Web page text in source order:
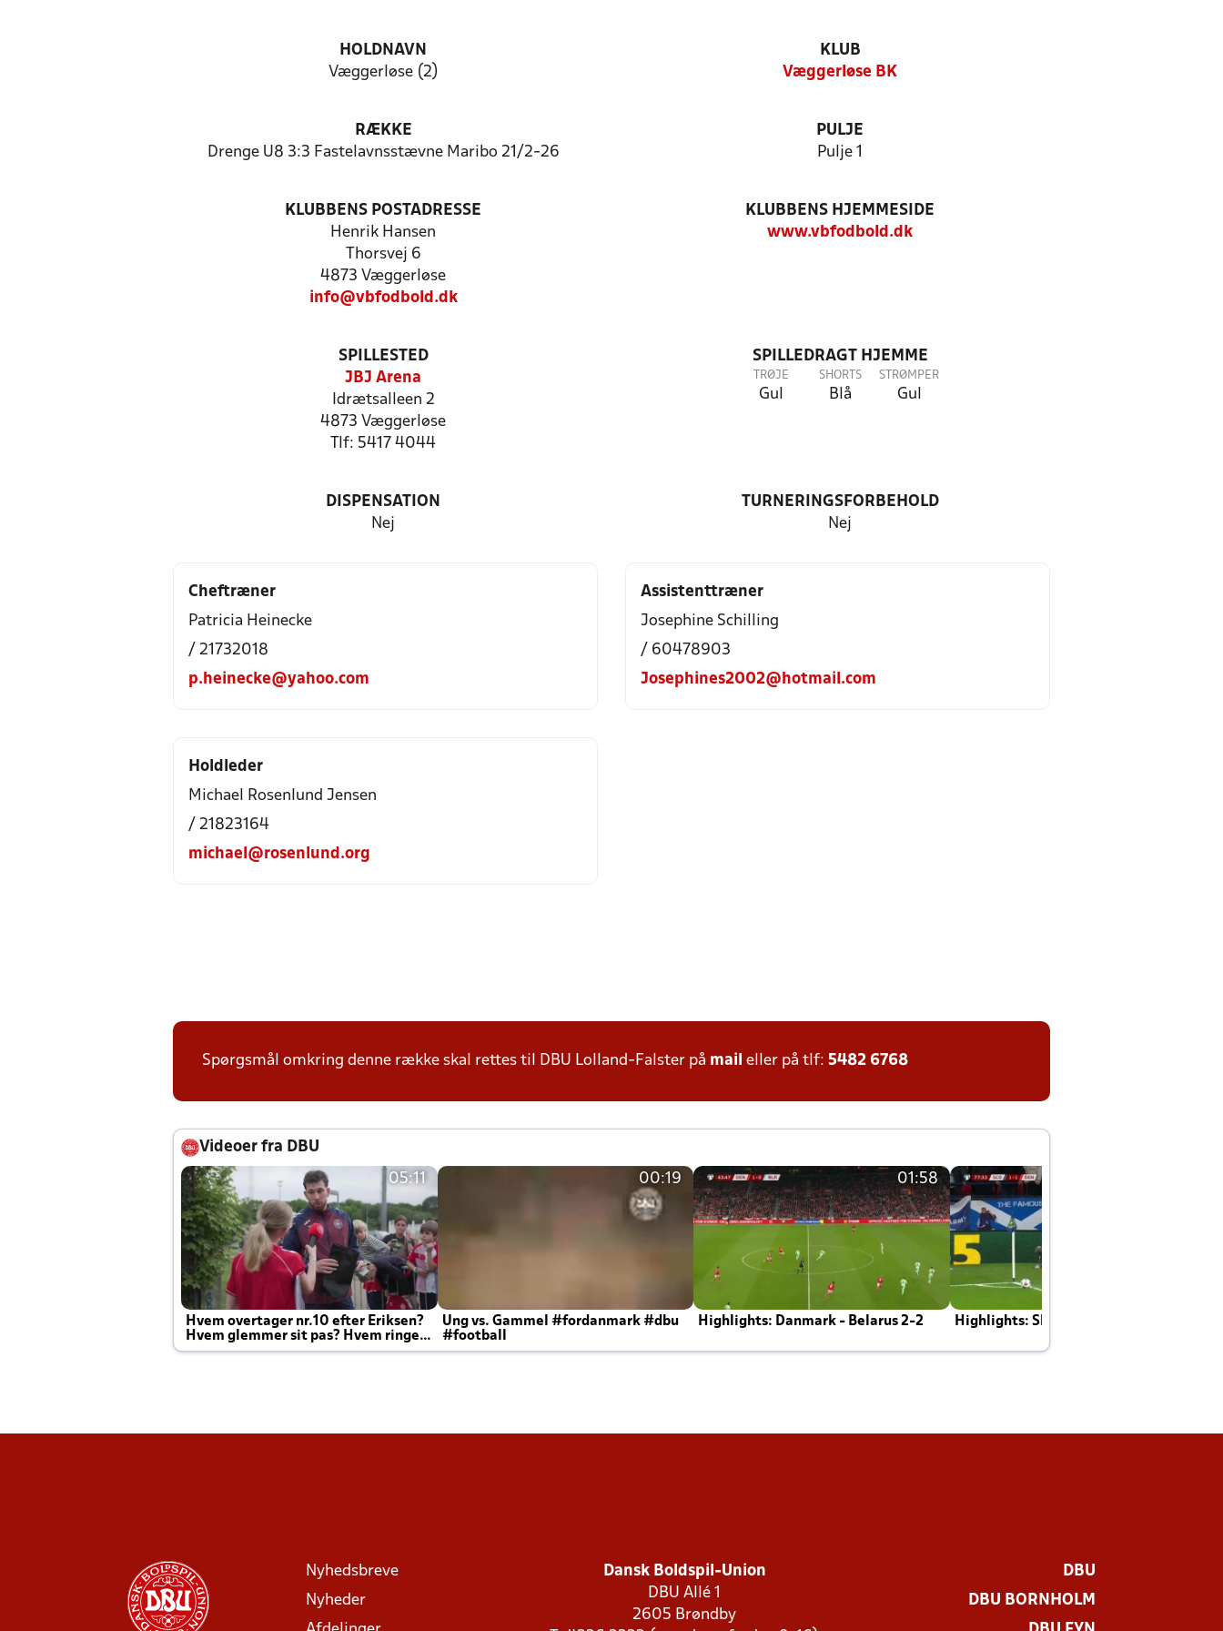
HOLDNAVN
Væggerløse (2)
KLUB
Væggerløse BK
RÆKKE
Drenge U8 3:3 Fastelavnsstævne Maribo 21/2-26
PULJE
Pulje 1
KLUBBENS POSTADRESSE
Henrik Hansen
Thorsvej 6
4873 Væggerløse
info@vbfodbold.dk
KLUBBENS HJEMMESIDE
www.vbfodbold.dk
SPILLESTED
JBJ Arena
Idrætsalleen 2
4873 Væggerløse
Tlf: 5417 4044
SPILLEDRAGT HJEMME
TRØJE
Gul
SHORTS
Blå
STRØMPER
Gul
DISPENSATION
Nej
TURNERINGSFORBEHOLD
Nej
Cheftræner
Patricia Heinecke
/ 21732018
p.heinecke@yahoo.com
Assistenttræner
Josephine Schilling
/ 60478903
Josephines2002@hotmail.com
Holdleder
Michael Rosenlund Jensen
/ 21823164
michael@rosenlund.org
Spørgsmål omkring denne række skal rettes til DBU Lolland-Falster på mail eller på tlf: 5482 6768
Videoer fra DBU
05:11
Hvem overtager nr.10 efter Eriksen?
Hvem glemmer sit pas? Hvem ringer
Joachim altid til efter kampe?
00:19
Ung vs. Gammel #fordanmark #dbu
#football
01:58
Highlights: Danmark - Belarus 2-2 Highlights: Skotland - Danmark 4-2
Nyhedsbreve
Nyheder
Dansk Boldspil-Union
DBU Allé 1
2605 Brøndby
DBU
DBU BORNHOLM